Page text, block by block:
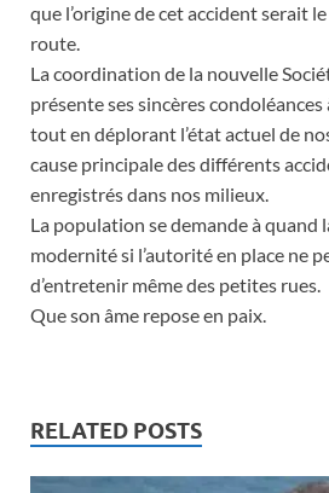
que l’origine de cet accident serait
route.
La coordination de la nouvelle
présente ses sincères
tout en déplorant l’état actuel de
cause principale des différents
enregistrés dans nos milieux.
La population se demande à quand
modernité si l’autorité en place ne
d’entretenir même des petites rues.
Que son âme repose en paix.
RELATED POSTS